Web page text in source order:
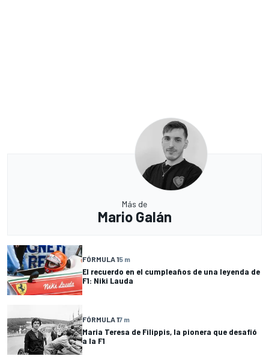
Más de
Mario Galán
FÓRMULA 15 m
El recuerdo en el cumpleaños de una leyenda de
F1: Niki Lauda
FÓRMULA 17 m
Maria Teresa de Filippis, la pionera que desafió
a la F1